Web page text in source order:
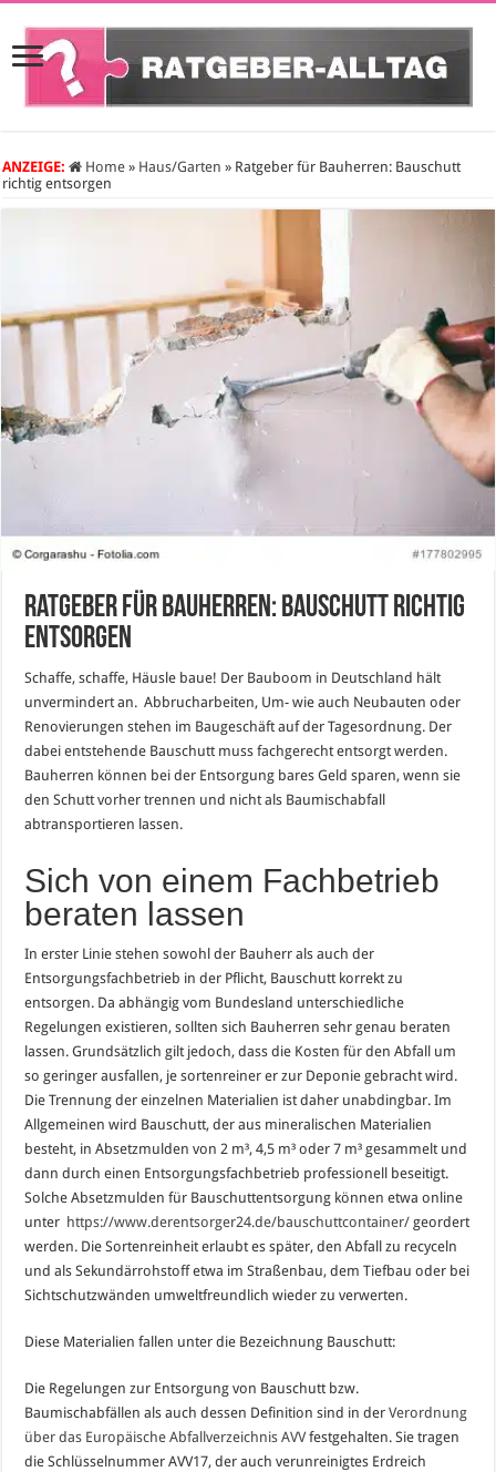
ANZEIGE: Home » Haus/Garten » Ratgeber für Bauherren: Bauschutt
richtig entsorgen
Ratgeber für Bauherren: Bauschutt richtig
entsorgen
Schaffe, schaffe, Häusle baue! Der Bauboom in Deutschland hält
unvermindert an. Abbrucharbeiten, Um- wie auch Neubauten oder
Renovierungen stehen im Baugeschäft auf der Tagesordnung. Der
dabei entstehende Bauschutt muss fachgerecht entsorgt werden.
Bauherren können bei der Entsorgung bares Geld sparen, wenn sie
den Schutt vorher trennen und nicht als Baumischabfall
abtransportieren lassen.
Sich von einem Fachbetrieb
beraten lassen
In erster Linie stehen sowohl der Bauherr als auch der
Entsorgungsfachbetrieb in der Pflicht, Bauschutt korrekt zu
entsorgen. Da abhängig vom Bundesland unterschiedliche
Regelungen existieren, sollten sich Bauherren sehr genau beraten
lassen. Grundsätzlich gilt jedoch, dass die Kosten für den Abfall um
so geringer ausfallen, je sortenreiner er zur Deponie gebracht wird.
Die Trennung der einzelnen Materialien ist daher unabdingbar. Im
Allgemeinen wird Bauschutt, der aus mineralischen Materialien
besteht, in Absetzmulden von 2 m³, 4,5 m³ oder 7 m³ gesammelt und
dann durch einen Entsorgungsfachbetrieb professionell beseitigt.
Solche Absetzmulden für Bauschuttentsorgung können etwa online
unter https://www.derentsorger24.de/bauschuttcontainer/ geordert
werden. Die Sortenreinheit erlaubt es später, den Abfall zu recyceln
und als Sekundärrohstoff etwa im Straßenbau, dem Tiefbau oder bei
Sichtschutzwänden umweltfreundlich wieder zu verwerten.
Diese Materialien fallen unter die Bezeichnung Bauschutt:
Die Regelungen zur Entsorgung von Bauschutt bzw.
Baumischabfällen als auch dessen Definition sind in derVerordnung
über das Europäische Abfallverzeichnis AVV festgehalten. Sie tragen
die Schlüsselnummer AVV17, der auch verunreinigtes Erdreich